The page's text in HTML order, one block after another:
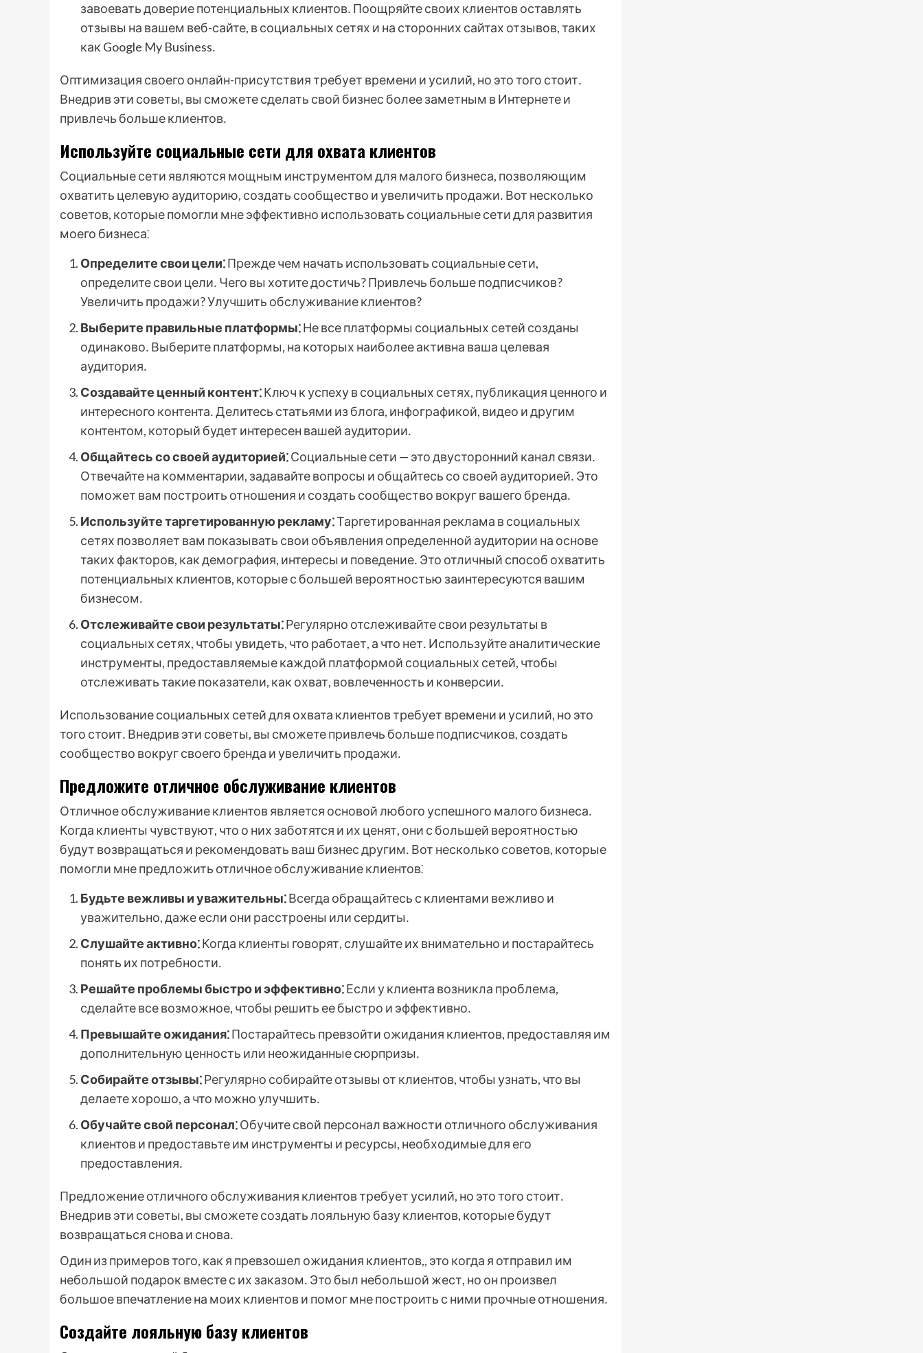
завоевать доверие потенциальных клиентов․ Поощряйте своих клиентов оставлять
отзывы на вашем веб-сайте, в социальных сетях и на сторонних сайтах отзывов, таких
как Google My Business․
Оптимизация своего онлайн-присутствия требует времени и усилий, но это того стоит․
Внедрив эти советы, вы сможете сделать свой бизнес более заметным в Интернете и
привлечь больше клиентов․
Используйте социальные сети для охвата клиентов
Социальные сети являются мощным инструментом для малого бизнеса, позволяющим
охватить целевую аудиторию, создать сообщество и увеличить продажи․ Вот несколько
советов, которые помогли мне эффективно использовать социальные сети для развития
моего бизнеса⁚
Определите свои цели⁚Прежде чем начать использовать социальные сети,
определите свои цели․ Чего вы хотите достичь? Привлечь больше подписчиков?
Увеличить продажи? Улучшить обслуживание клиентов?
Выберите правильные платформы⁚Не все платформы социальных сетей созданы
одинаково․ Выберите платформы, на которых наиболее активна ваша целевая
аудитория․
Создавайте ценный контент⁚Ключ к успеху в социальных сетях, публикация ценного и
интересного контента․ Делитесь статьями из блога, инфографикой, видео и другим
контентом, который будет интересен вашей аудитории․
Общайтесь со своей аудиторией⁚Социальные сети — это двусторонний канал связи․
Отвечайте на комментарии, задавайте вопросы и общайтесь со своей аудиторией․ Это
поможет вам построить отношения и создать сообщество вокруг вашего бренда․
Используйте таргетированную рекламу⁚Таргетированная реклама в социальных
сетях позволяет вам показывать свои объявления определенной аудитории на основе
таких факторов, как демография, интересы и поведение․ Это отличный способ охватить
потенциальных клиентов, которые с большей вероятностью заинтересуются вашим
бизнесом․
Отслеживайте свои результаты⁚Регулярно отслеживайте свои результаты в
социальных сетях, чтобы увидеть, что работает, а что нет․ Используйте аналитические
инструменты, предоставляемые каждой платформой социальных сетей, чтобы
отслеживать такие показатели, как охват, вовлеченность и конверсии․
Использование социальных сетей для охвата клиентов требует времени и усилий, но это
того стоит․ Внедрив эти советы, вы сможете привлечь больше подписчиков, создать
сообщество вокруг своего бренда и увеличить продажи․
Предложите отличное обслуживание клиентов
Отличное обслуживание клиентов является основой любого успешного малого бизнеса․
Когда клиенты чувствуют, что о них заботятся и их ценят, они с большей вероятностью
будут возвращаться и рекомендовать ваш бизнес другим․ Вот несколько советов, которые
помогли мне предложить отличное обслуживание клиентов⁚
Будьте вежливы и уважительны⁚Всегда обращайтесь с клиентами вежливо и
уважительно, даже если они расстроены или сердиты․
Слушайте активно⁚Когда клиенты говорят, слушайте их внимательно и постарайтесь
понять их потребности․
Решайте проблемы быстро и эффективно⁚Если у клиента возникла проблема,
сделайте все возможное, чтобы решить ее быстро и эффективно․
Превышайте ожидания⁚Постарайтесь превзойти ожидания клиентов, предоставляя им
дополнительную ценность или неожиданные сюрпризы․
Собирайте отзывы⁚Регулярно собирайте отзывы от клиентов, чтобы узнать, что вы
делаете хорошо, а что можно улучшить․
Обучайте свой персонал⁚Обучите свой персонал важности отличного обслуживания
клиентов и предоставьте им инструменты и ресурсы, необходимые для его
предоставления․
Предложение отличного обслуживания клиентов требует усилий, но это того стоит․
Внедрив эти советы, вы сможете создать лояльную базу клиентов, которые будут
возвращаться снова и снова․
Один из примеров того, как я превзошел ожидания клиентов,, это когда я отправил им
небольшой подарок вместе с их заказом․ Это был небольшой жест, но он произвел
большое впечатление на моих клиентов и помог мне построить с ними прочные отношения․
Создайте лояльную базу клиентов